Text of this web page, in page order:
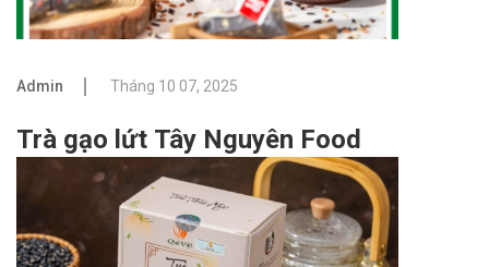
Admin Tháng 10 07, 2025
Trà gạo lứt Tây Nguyên Food